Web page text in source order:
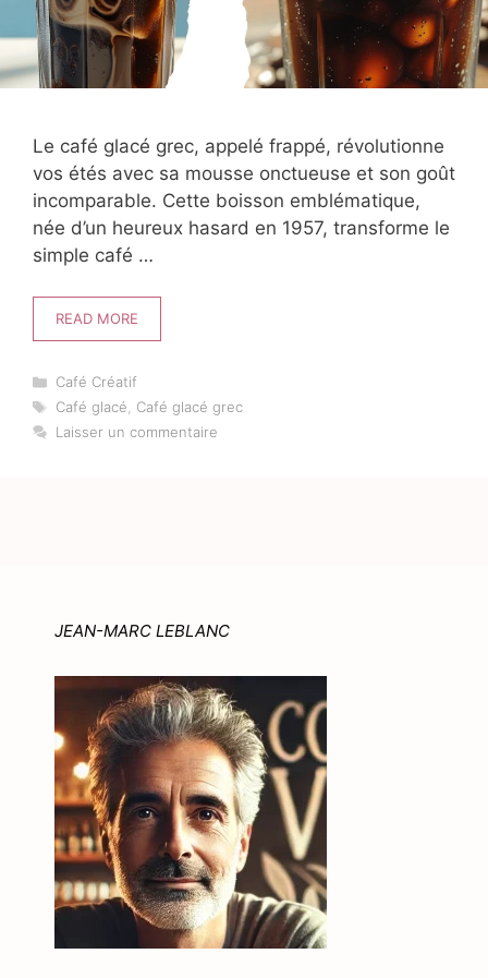
Le café glacé grec, appelé frappé, révolutionne
vos étés avec sa mousse onctueuse et son goût
incomparable. Cette boisson emblématique,
née d’un heureux hasard en 1957, transforme le
simple café …
READ MORE
Catégories
Café Créatif
Étiquettes
Café glacé, Café glacé grec
Laisser un commentaire
JEAN-MARC LEBLANC